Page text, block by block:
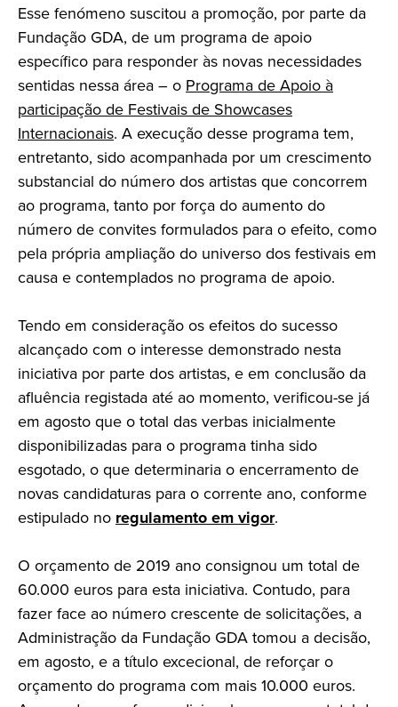
Esse fenómeno suscitou a promoção, por parte da
Fundação GDA, de um programa de apoio
específico para responder às novas necessidades
sentidas nessa área – o Programa de Apoio à
participação de Festivais de Showcases
Internacionais. A execução desse programa tem,
entretanto, sido acompanhada por um crescimento
substancial do número dos artistas que concorrem
ao programa, tanto por força do aumento do
número de convites formulados para o efeito, como
pela própria ampliação do universo dos festivais em
causa e contemplados no programa de apoio.
Tendo em consideração os efeitos do sucesso
alcançado com o interesse demonstrado nesta
iniciativa por parte dos artistas, e em conclusão da
afluência registada até ao momento, verificou-se já
em agosto que o total das verbas inicialmente
disponibilizadas para o programa tinha sido
esgotado, o que determinaria o encerramento de
novas candidaturas para o corrente ano, conforme
estipulado no regulamento em vigor.
O orçamento de 2019 ano consignou um total de
60.000 euros para esta iniciativa. Contudo, para
fazer face ao número crescente de solicitações, a
Administração da Fundação GDA tomou a decisão,
em agosto, e a título excecional, de reforçar o
orçamento do programa com mais 10.000 euros.